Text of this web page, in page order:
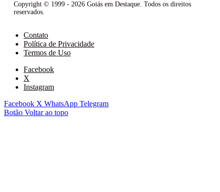
Copyright © 1999 - 2026 Goiás em Destaque. Todos os direitos
reservados.
Contato
Política de Privacidade
Termos de Uso
Facebook
X
Instagram
Facebook X WhatsApp Telegram
Botão Voltar ao topo